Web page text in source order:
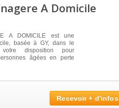
A Domicile
A DOMICILE est une
basée à GY, dans le
disposition pour
âgées en perte
Recevoir + d'infos